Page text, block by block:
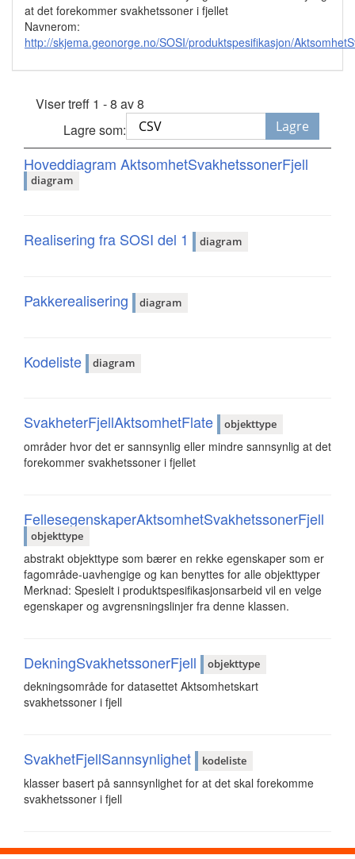
at det forekommer svakhetssoner i fjellet
Navnerom:
http://skjema.geonorge.no/SOSI/produktspesifikasjon/
Viser treff 1 - 8 av 8
Lagre som:
Lagre
Hoveddiagram AktsomhetSvakhetssonerFjell
diagram
Realisering fra SOSI del 1 diagram
Pakkerealisering diagram
Kodeliste diagram
SvakheterFjellAktsomhetFlate objekttype
områder hvor det er sannsynlig eller mindre sannsynlig at det
forekommer svakhetssoner i fjellet
FellesegenskaperAktsomhetSvakhetssonerFjell
objekttype
abstrakt objekttype som bærer en rekke egenskaper som er
fagområde-uavhengige og kan benyttes for alle objekttyper
Merknad: Spesielt i produktspesifikasjonsarbeid vil en velge
egenskaper og avgrensningslinjer fra denne klassen.
DekningSvakhetssonerFjell objekttype
dekningsområde for datasettet Aktsomhetskart
svakhetssoner i fjell
SvakhetFjellSannsynlighet kodeliste
klasser basert på sannsynlighet for at det skal forekomme
svakhetssoner i fjell